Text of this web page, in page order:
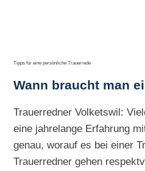
Tipps für eine persönliche Trauerrede
Wann braucht man
Trauerredner Volketswil:
eine jahrelange Erfahrung
genau, worauf es bei einer
Trauerredner gehen